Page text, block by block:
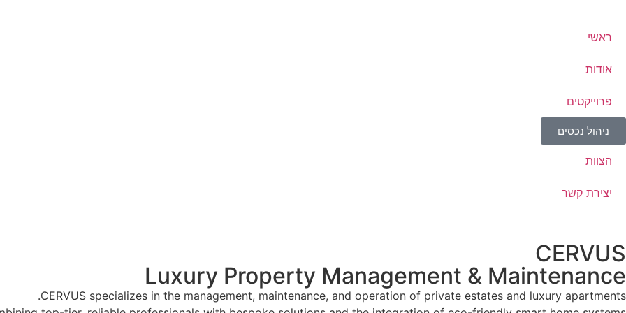
ראשי
אודות
פרוייקטים
ניהול נכסים
הצוות
יצירת קשר
CERVUS
Luxury Property Management & Maintenance
CERVUS specializes in the management, maintenance, and operation of private estates and luxury apartments.